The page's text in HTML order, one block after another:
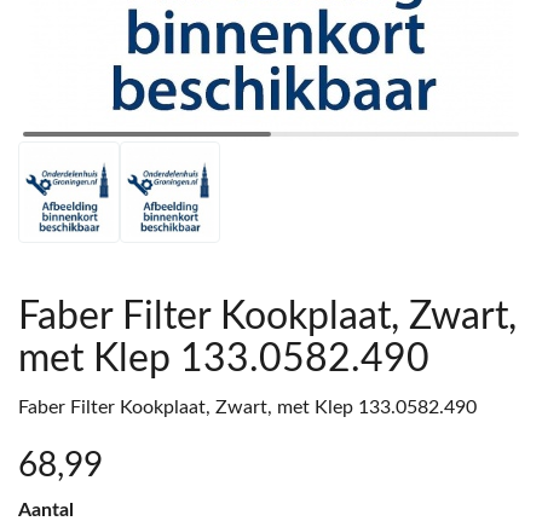
Faber Filter Kookplaat, Zwart,
met Klep 133.0582.490
Faber Filter Kookplaat, Zwart, met Klep 133.0582.490
68,99
Aantal